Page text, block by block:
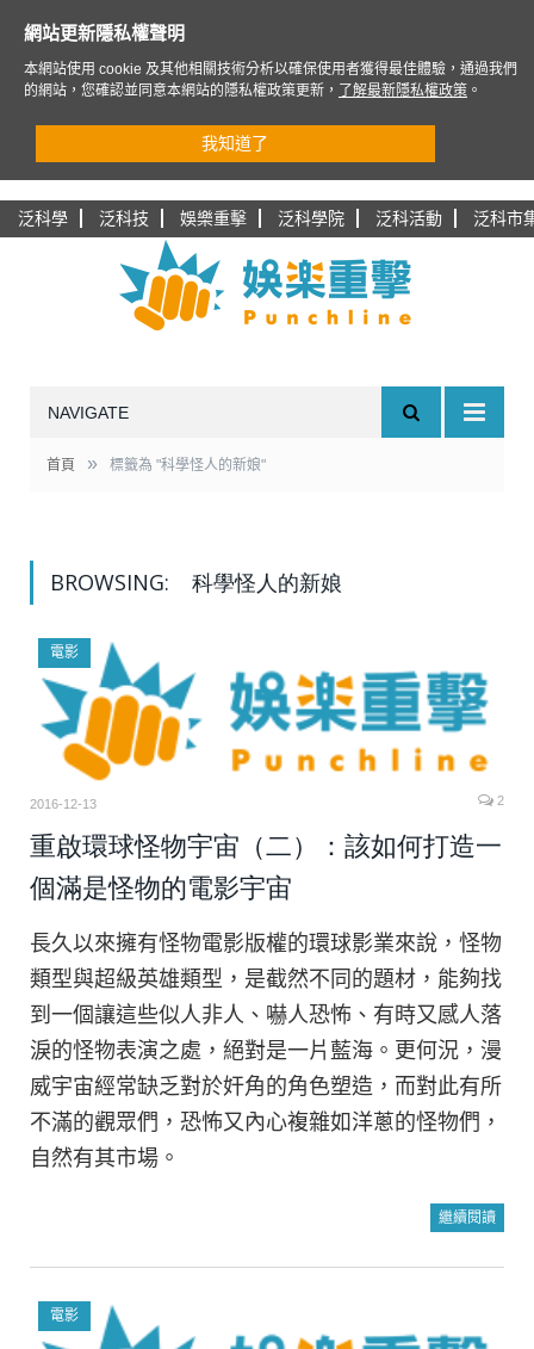
泛科學 泛科技 娛樂重擊 泛科學院 泛科活動 泛科市
NAVIGATE
首頁 » 標籤為 "科學怪人的新娘"
BROWSING: 科學怪人的新娘
電影
2016-12-13 2
重啟環球怪物宇宙（二）：該如何打造一
個滿是怪物的電影宇宙
長久以來擁有怪物電影版權的環球影業來說，怪物
類型與超級英雄類型，是截然不同的題材，能夠找
到一個讓這些似人非人、嚇人恐怖、有時又感人落
淚的怪物表演之處，絕對是一片藍海。更何況，漫
威宇宙經常缺乏對於奸角的角色塑造，而對此有所
不滿的觀眾們，恐怖又內心複雜如洋蔥的怪物們，
自然有其市場。
繼續閱讀
電影
網站更新隱私權聲明
本網站使用 cookie 及其他相關技術分析以確保使用者獲得最佳體驗，通過我們
的網站，您確認並同意本網站的隱私權政策更新，
了解最新隱私權政策 。
我知道了